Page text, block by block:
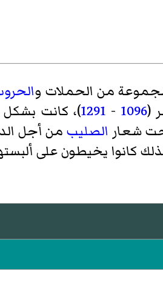
من الحملات و‌
(
1096
-
1291)، كانت
شعار الصليب من أجل
كانوا يخيطون على